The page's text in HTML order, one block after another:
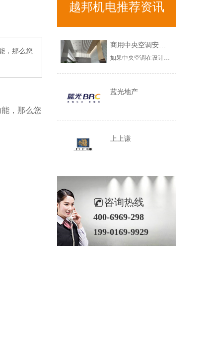
，那么您
，那么您
越邦机电推荐资讯
商用中央空调安装不当，会出现哪些问题？
如果中央空调在设计以及安装环节，出现问题的话，那需要在中央空调调试验收环节，注意以下几个问题，希望对您有所帮助！商用中央空调安装不当，会出现哪些问题？1、商用中央空调漏水问题如果在调试环节，发现商用中央空调出现漏水的情况，需要立马修复，这不是中央空调正常使用现象，而是中央空调安装不规范造成的，......
蓝光地产
上上谦
咨询热线
400-6969-298
199-0169-9929